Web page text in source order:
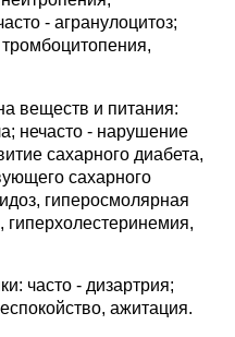
- агранулоцитоз;
веществ и питания:
нечасто - нарушение
сахарного диабета,
сахарного
гиперосмолярная
гиперхолестеринемия,
часто - дизартрия;
ажитация.